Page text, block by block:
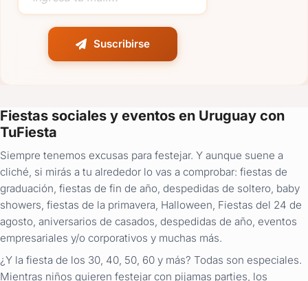
Suscribirse
Fiestas sociales y eventos en Uruguay con
TuFiesta
Siempre tenemos excusas para festejar. Y aunque suene a
cliché, si mirás a tu alrededor lo vas a comprobar: fiestas de
graduación, fiestas de fin de año, despedidas de soltero, baby
showers, fiestas de la primavera, Halloween, Fiestas del 24 de
agosto, aniversarios de casados, despedidas de año, eventos
empresariales y/o corporativos y muchas más.
¿Y la fiesta de los 30, 40, 50, 60 y más? Todas son especiales.
Mientras niños quieren festejar con pijamas parties, los